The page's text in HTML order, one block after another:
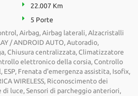
22.007 Km
5 Porte
Airbag, Airbag laterali, Alzacristalli
/ ANDROID AUTO, Autoradio,
Chiusura centralizzata, Climatizzatore
elettronico della corsia, Controllo
Frenata d'emergenza assistita, Isofix,
WIRELESS, Riconoscimento dei
di luce, Sensori di parcheggio anteriori,